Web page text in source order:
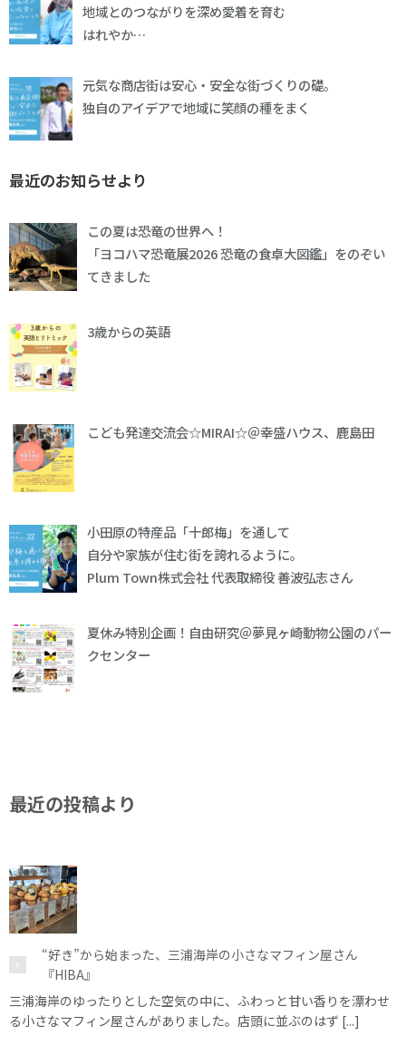
地域とのつながりを深め愛着を育む
はれやか…
元気な商店街は安心・安全な街づくりの礎。
独自のアイデアで地域に笑顔の種をまく
最近のお知らせより
この夏は恐竜の世界へ！
「ヨコハマ恐竜展2026 恐竜の食卓大図鑑」をのぞい
てきました
3歳からの英語
こども発達交流会☆MIRAI☆＠幸盛ハウス、鹿島田
小田原の特産品「十郎梅」を通して
自分や家族が住む街を誇れるように。
Plum Town株式会社 代表取締役 善波弘志さん
夏休み特別企画！自由研究＠夢見ヶ崎動物公園のパー
クセンター
最近の投稿より
“好き”から始まった、三浦海岸の小さなマフィン屋さん
『HIBA』
三浦海岸のゆったりとした空気の中に、ふわっと甘い香りを漂わせ
る小さなマフィン屋さんがありました。店頭に並ぶのはず [...]